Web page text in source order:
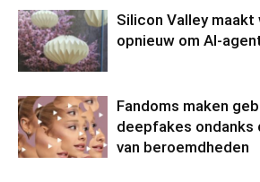
Silicon Valley
opnieuw om AI-
Fandoms maken
deepfakes
van beroemdheden